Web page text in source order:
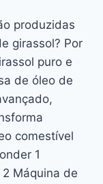
produzidas
girassol? Por
puro e
de óleo de
comestível
1
Máquina de